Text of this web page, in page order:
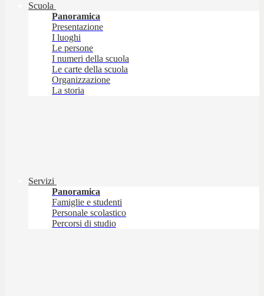
Scuola
Panoramica
Presentazione
I luoghi
Le persone
I numeri della scuola
Le carte della scuola
Organizzazione
La storia
Servizi
Panoramica
Famiglie e studenti
Personale scolastico
Percorsi di studio